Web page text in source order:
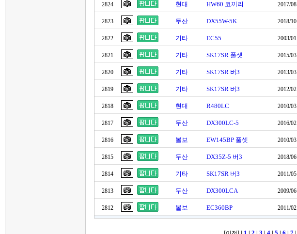
2824 현대 HW60 코끼리 2017/08
2823 두산 DX55W-5K .. 2018/10
2822 기타 EC55 2003/01
2821 기타 SK17SR 풀셋 2015/03
2820 기타 SK17SR 버3 2013/03
2819 기타 SK17SR 버3 2012/02
2818 현대 R480LC 2010/03
2817 두산 DX300LC-5 2016/02
2816 볼보 EW145BP 풀셋 2010/03
2815 두산 DX35Z-5 버3 2018/06
2814 기타 SK17SR 버3 2011/05
2813 두산 DX300LCA 2009/06
2812 볼보 EC360BP 2011/02